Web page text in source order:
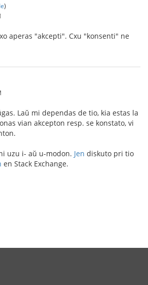
)
aperas "akcepti". Cxu "konsenti" ne
Laŭ mi dependas de tio, kia estas la
vian akcepton resp. se konstato, vi
uzu i- aŭ u-modon. Jen diskuto pri tio
en Stack Exchange.